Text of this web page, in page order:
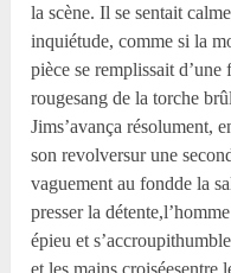
la scène. Il se sentait
inquiétude, comme si la
pièce se remplissait
rougesang de la torche
Jims’avança résolument,
son revolversur une
vaguement au fondde la
presser la
épieu et